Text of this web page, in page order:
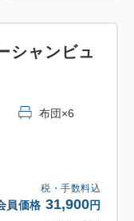
ださい。
温泉施設「オーシ
す。ご宿泊者特
ださい。
なります。
税・手数料込
員価格 31,900円
シャンビュ
布団×6